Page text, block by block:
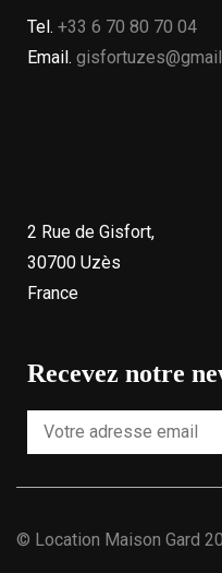
Tel. +33 6 70 80 70 04
Email.
2 Rue de Gisfort,
30700 Uzès
France
Recevez notre
© Location Maison Gard